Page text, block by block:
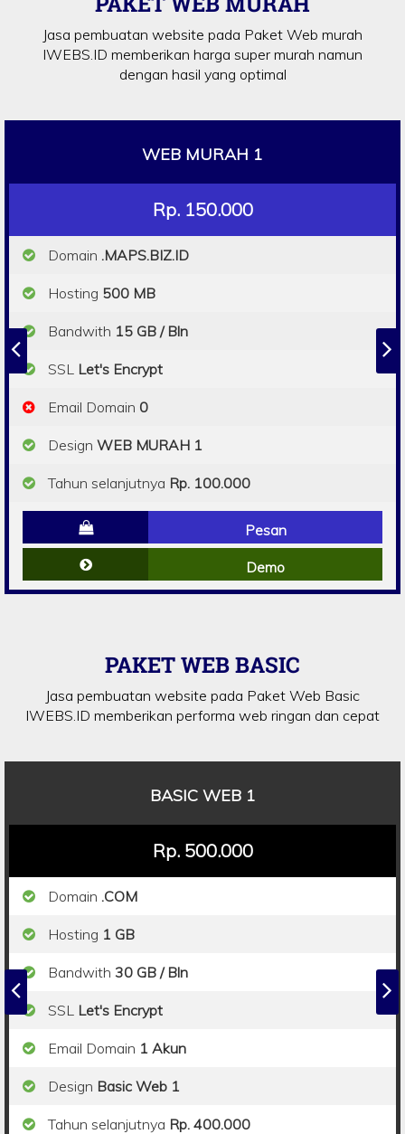
Jasa pembuatan website pada Paket Web murah
IWEBS.ID memberikan harga super murah namun
dengan hasil yang optimal
WEB MURAH 1
Rp. 150.000
Domain .MAPS.BIZ.ID
Hosting 500 MB
Bandwith 15 GB / Bln
SSL Let's Encrypt
Email Domain 0
Design WEB MURAH 1
Tahun selanjutnya Rp. 100.000
Pesan
Demo
PAKET WEB BASIC
Jasa pembuatan website pada Paket Web Basic
IWEBS.ID memberikan performa web ringan dan cepat
BASIC WEB 1
Rp. 500.000
Domain .COM
Hosting 1 GB
Bandwith 30 GB / Bln
SSL Let's Encrypt
Email Domain 1 Akun
Design Basic Web 1
Tahun selanjutnya Rp. 400.000